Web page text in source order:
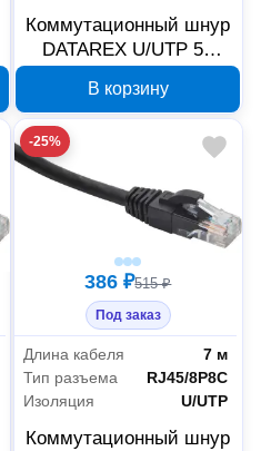
Коммутационный шнур
DATAREX U/UTP 5e
черный DR-181902
В корзину
-25%
386 ₽515 ₽
Под заказ
Длина кабеля
7 м
Тип разъема
RJ45/8P8C
Изоляция
U/UTP
Коммутационный шнур